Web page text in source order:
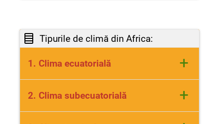
Tipurile de climă din Africa:
1. Clima ecuatorială +
Se află de o parte și de alta a
Ecuatorului, între 0 și 5 grade lat N și S;
sunt temperaturi de 25-26 grade C tot
2. Clima subecuatorială +